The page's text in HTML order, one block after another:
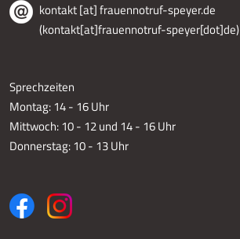
kontakt[at]frauennotruf-speyer.de
(kontakt[at]frauennotruf-speyer[dot]de)
Sprechzeiten
Montag: 14 - 16 Uhr
Mittwoch: 10 - 12 und 14 - 16 Uhr
Donnerstag: 10 - 13 Uhr